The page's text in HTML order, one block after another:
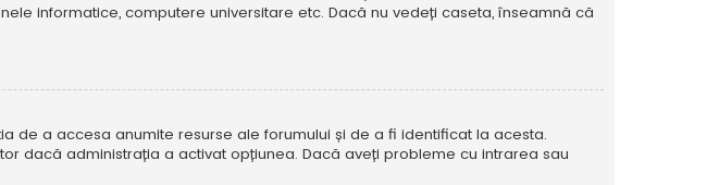
informatice, computere universitare etc. Dacă nu vedeți caseta, înseamnă că
de a accesa anumite resurse ale forumului și de a fi identificat la acesta.
dacă administrația a activat opțiunea. Dacă aveți probleme cu intrarea sau